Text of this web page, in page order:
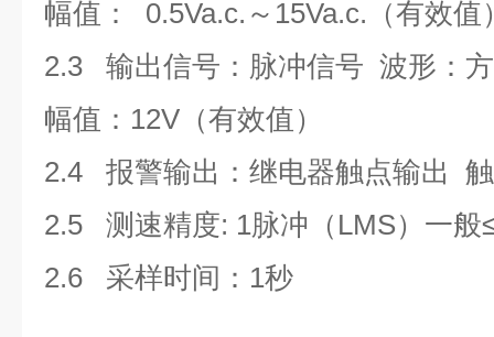
幅值： 0.5Va.c.～15Va.c.（有效值
2.3 输出信号：脉冲信号 波形：
幅值：12V（有效值）
2.4 报警输出：继电器触点输出
2.5 测速精度: 1脉冲（LMS）一般
2.6 采样时间：1秒